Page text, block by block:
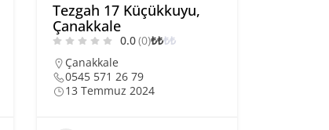
Tezgah 17 Küçükkuyu,
Çanakkale
0.0(0)₺₺₺₺
Çanakkale
0545 571 26 79
13 Temmuz 2024